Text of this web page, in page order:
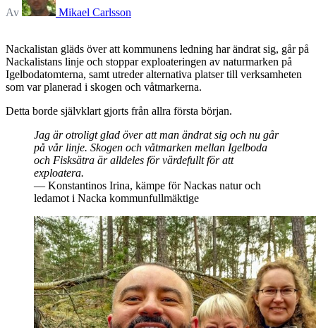
Av Mikael Carlsson
Nackalistan gläds över att kommunens ledning har ändrat sig, går på
Nackalistans linje och stoppar exploateringen av naturmarken på
Igelbodatomterna, samt utreder alternativa platser till verksamheten
som var planerad i skogen och våtmarkerna.
Detta borde självklart gjorts från allra första början.
Jag är otroligt glad över att man ändrat sig och nu går
på vår linje. Skogen och våtmarken mellan Igelboda
och Fisksätra är alldeles för värdefullt för att
exploatera.
Konstantinos Irina, kämpe för Nackas natur och
ledamot i Nacka kommunfullmäktige